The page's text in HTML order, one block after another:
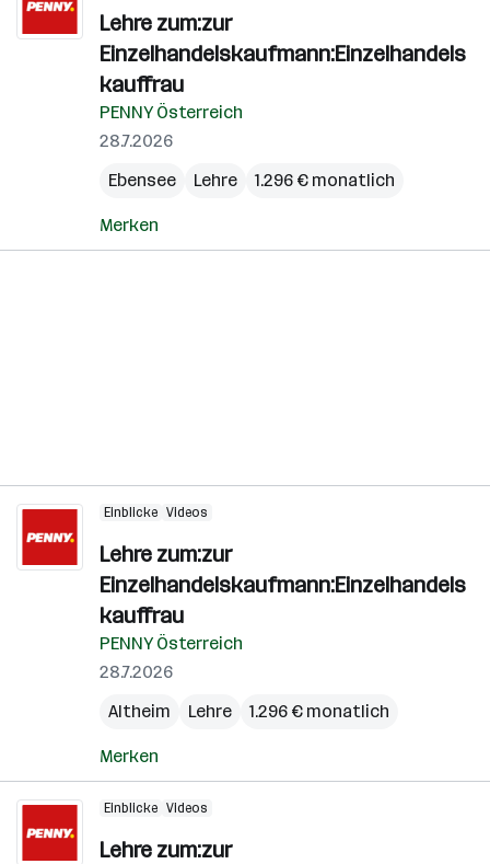
Lehre zum:zur
Einzelhandelskaufmann:Einzelhandels
kauffrau
PENNY Österreich
28.7.2026
Ebensee
Lehre 1.296 € monatlich
Merken
Einblicke Videos
Lehre zum:zur
Einzelhandelskaufmann:Einzelhandels
kauffrau
PENNY Österreich
28.7.2026
Altheim
Lehre 1.296 € monatlich
Merken
Einblicke Videos
Lehre zum:zur